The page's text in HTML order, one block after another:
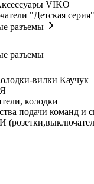
VIKO
"Детская серия"
разъемы
разъемы
вилки Каучук
колодки
подачи команд и